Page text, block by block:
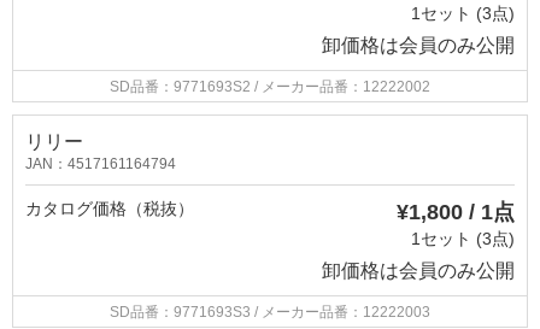
1セット (3点)
卸価格は会員のみ公開
SD品番：9771693S2 / メーカー品番：12222002
リリー
JAN：4517161164794
カタログ価格（税抜） ¥1,800 / 1点
1セット (3点)
卸価格は会員のみ公開
SD品番：9771693S3 / メーカー品番：12222003